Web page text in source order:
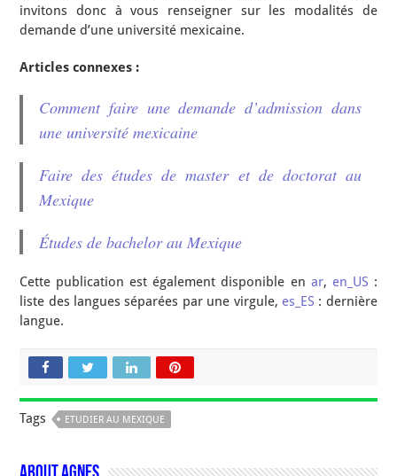
invitons donc à vous renseigner sur les modalités de
demande d’une université mexicaine.
Articles connexes :
Comment faire une demande d’admission dans
une université mexicaine
Faire des études de master et de doctorat au
Mexique
Études de bachelor au Mexique
Cette publication est également disponible en ar, en_US :
liste des langues séparées par une virgule, es_ES : dernière
langue.
Tags ETUDIER AU MEXIQUE